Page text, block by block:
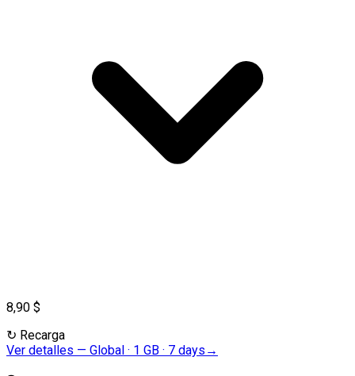
8,90 $
↻ Recarga
Ver detalles — Global · 1 GB · 7 days →